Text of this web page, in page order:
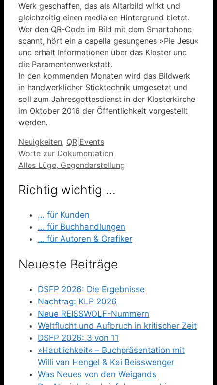
Werk geschaffen, das als Altarbild wirkt und
gleichzeitig einen medialen Hintergrund bietet.
Wer den QR-Code im Bild mit dem Smartphone
scannt, hört ein a capella gesungenes »Pie Jesu«
und erhält Informationen über das Kloster und
die Paramentenwerkstatt.
In den kommenden Monaten wird das Bildwerk
in handwerklicher Sticktechnik umgesetzt und
soll zum Jahresgottesdienst in der Klosterkirche
im Oktober 2016 der Öffentlichkeit vorgestellt
werden.
Kategorien
Neuigkeiten, QR|Events
Worte zur Dokumentation
Alles Lüge, Gegendarstellung
Richtig wichtig …
… für Kunden
… für Buchhandlungen
… für Autoren & Grafiker
Neueste Beiträge
DSFP 2026: Die Ergebnisse
Nachtrag: KLP 2026
Neue REISSWOLF-Nummern
Weltflucht und Aufbruch in kritischer Zeit
DSFP 2026: 3 von 11
»Hautlichkeit« – Buchpräsentation mit
Willi van Hengel & Kai Beisswenger
Was Neues von den Weigands